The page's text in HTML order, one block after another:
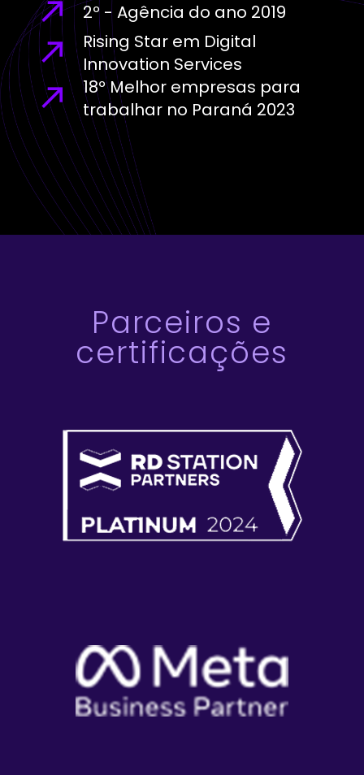
2º - Agência do ano 2019
Rising Star em Digital
Innovation Services
18º Melhor empresas para
trabalhar no Paraná 2023
Parceiros e
certificações